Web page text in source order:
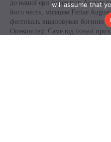
will assume that